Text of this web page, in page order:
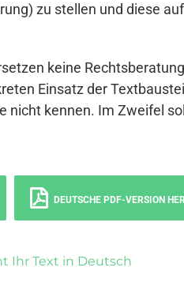
zu stellen und diese
keine
Einsatz der
kennen. Im Zweifel
DEUTSCHE PDF-VERSION
Ihr Text in Deutsch